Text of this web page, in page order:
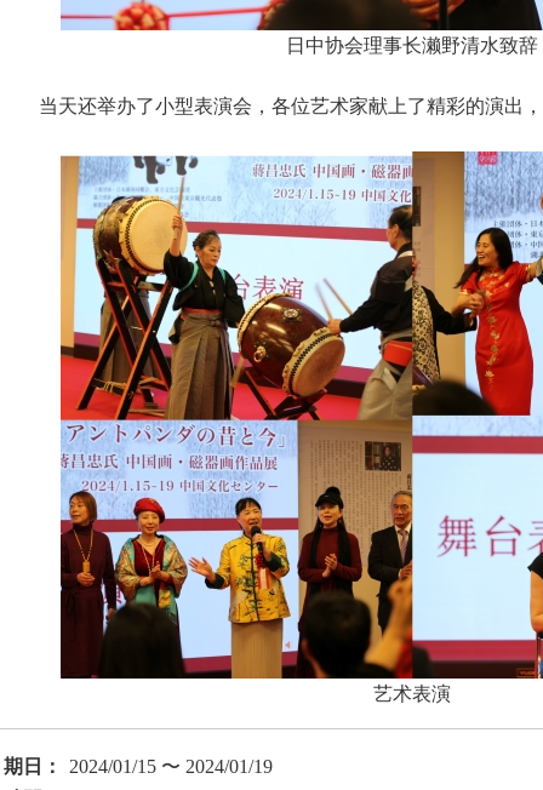
日中协会理事长濑野清水致辞
当天还举办了小型表演会，各位艺术家献上了精彩的演出
艺术表演
期日：
2024/01/15 〜 2024/01/19